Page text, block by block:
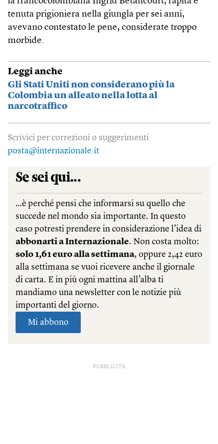
tenuta prigioniera nella giungla per sei anni,
avevano contestato le pene, considerate troppo
morbide.
Leggi anche
Gli Stati Uniti non considerano più la
Colombia un alleato nella lotta al
narcotraffico
Scrivici per correzioni o suggerimenti:
posta@internazionale.it
PUBBLICITÀ